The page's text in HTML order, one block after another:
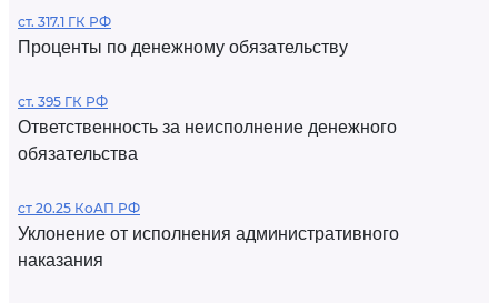
ст. 317.1 ГК РФ
Проценты по денежному обязательству
ст. 395 ГК РФ
Ответственность за неисполнение денежного
обязательства
ст 20.25 КоАП РФ
Уклонение от исполнения административного
наказания